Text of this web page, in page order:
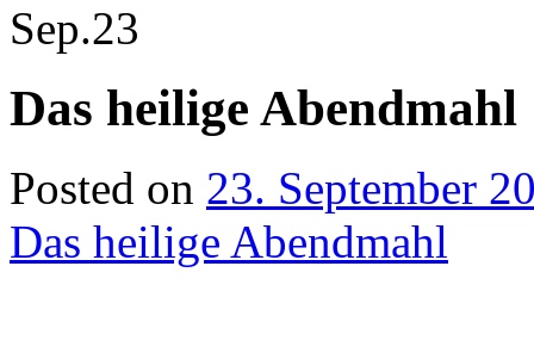
Sep.23
Das heilige Abendmahl
Posted on 23. September
Das heilige Abendmahl